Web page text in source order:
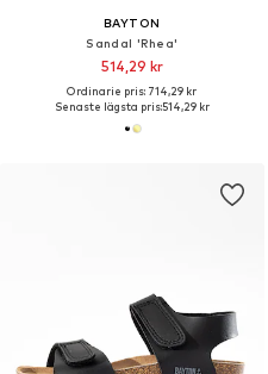
BAYTON
Sandal 'Rhea'
514,29 kr
Ordinarie pris: 714,29 kr
Senaste lägsta pris:514,29 kr